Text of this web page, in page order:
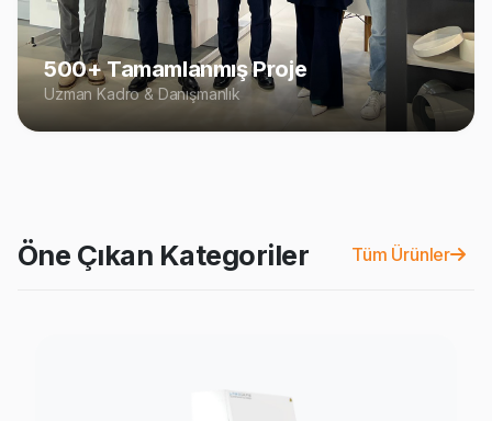
500+ Tamamlanmış Proje
Uzman Kadro & Danışmanlık
Öne Çıkan Kategoriler Tüm Ürünler